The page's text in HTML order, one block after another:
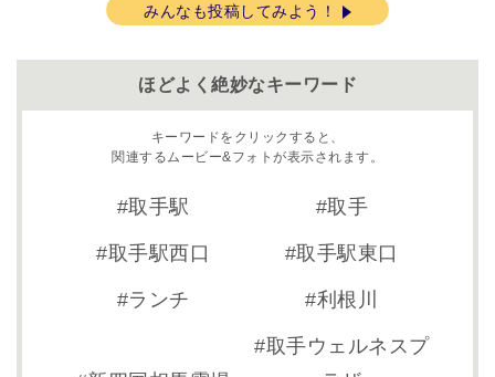
みんなも投稿してみよう！
ほどよく絶妙なキーワード
キーワードをクリックすると、
関連するムービー&フォトが表示されます。
取手駅 取手
取手駅西口 取手駅東口
ランチ 利根川
取手ウェルネスプ